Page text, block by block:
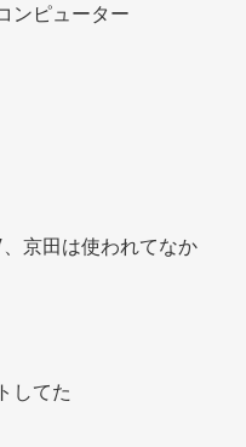
ンピューター
京田は使われてなか
してた